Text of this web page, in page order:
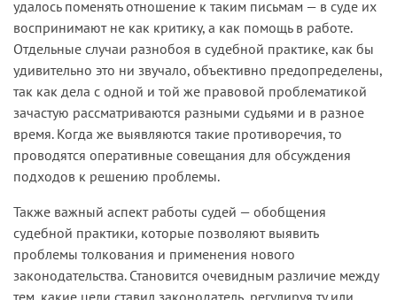
удалось поменять отношение к таким письмам — в суде их
воспринимают не как критику, а как помощь в работе.
Отдельные случаи разнобоя в судебной практике, как бы
удивительно это ни звучало, объективно предопределены,
так как дела с одной и той же правовой проблематикой
зачастую рассматриваются разными судьями и в разное
время. Когда же выявляются такие противоречия, то
проводятся оперативные совещания для обсуждения
подходов к решению проблемы.
Также важный аспект работы судей — обобщения
судебной практики, которые позволяют выявить
проблемы толкования и применения нового
законодательства. Становится очевидным различие между
тем, какие цели ставил законодатель, регулируя ту или